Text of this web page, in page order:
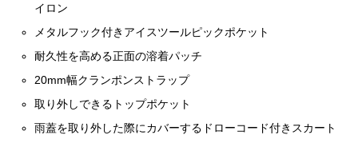
イロン
メタルフック付きアイスツールピックポケット
耐久性を高める正面の溶着パッチ
20mm幅クランポンストラップ
取り外しできるトップポケット
雨蓋を取り外した際にカバーするドローコード付きスカート